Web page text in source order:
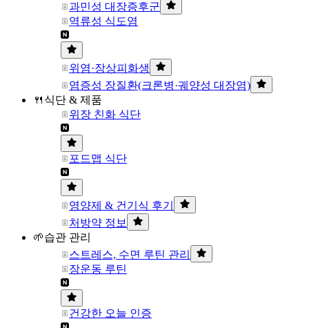
과민성 대장증후군
역류성 식도염
위염·장상피화생
염증성 장질환(크론병·궤양성 대장염)
🍴식단 & 제품
위장 친화 식단
포드맵 식단
영양제 & 건기식 후기
처방약 정보
🌱습관 관리
스트레스, 수면 루틴 관리
장운동 루틴
건강한 오늘 인증